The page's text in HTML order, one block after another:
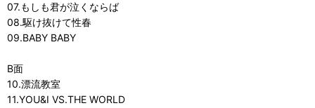
07.もしも君が泣くならば
08.駆け抜けて性春
09.BABY BABY
B面
10.漂流教室
11.YOU&I VS.THE WORLD